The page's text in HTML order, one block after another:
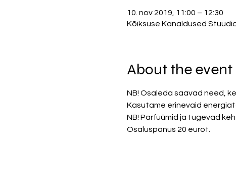
10. nov 2019, 11:00 – 12:30
Kõiksuse Kanaldused
About the event
NB! Osaleda saavad need,
Kasutame erinevaid
NB! Parfüümid ja tugevad
Osaluspanus 20 eurot.